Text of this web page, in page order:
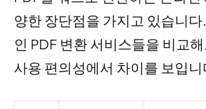
양한 장단점을 가지고 있습니
인 PDF 변환 서비스들을 비교
사용 편의성에서 차이를 보입니